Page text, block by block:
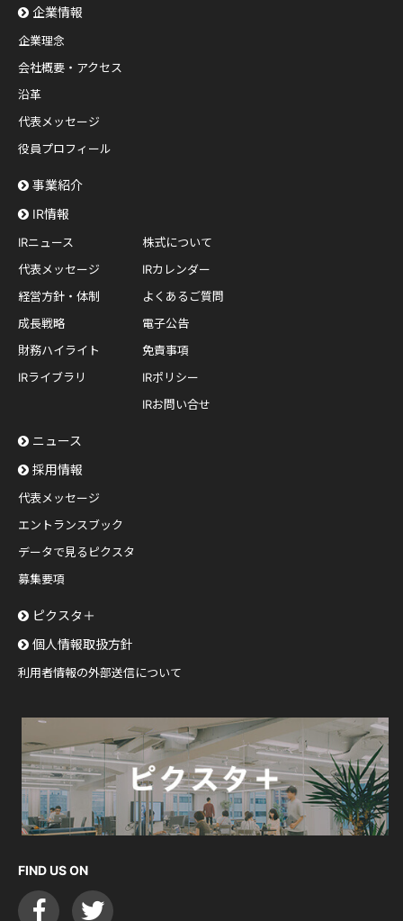
企業情報
企業理念
会社概要・アクセス
沿革
代表メッセージ
役員プロフィール
事業紹介
IR情報
IRニュース
代表メッセージ
経営方針・体制
成長戦略
財務ハイライト
IRライブラリ
株式について
IRカレンダー
よくあるご質問
電子公告
免責事項
IRポリシー
IRお問い合せ
ニュース
採用情報
代表メッセージ
エントランスブック
データで見るピクスタ
募集要項
ピクスタ＋
個人情報取扱方針
利用者情報の外部送信について
FIND US ON